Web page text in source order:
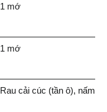
1 mớ
1 mớ
Rau cải cúc (tần ô), nấm